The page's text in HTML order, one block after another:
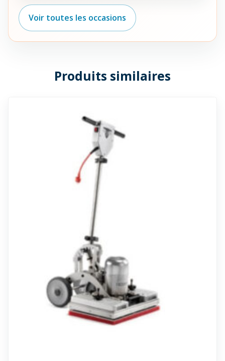
Voir toutes les occasions
Produits similaires